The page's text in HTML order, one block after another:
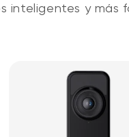
inteligentes y más